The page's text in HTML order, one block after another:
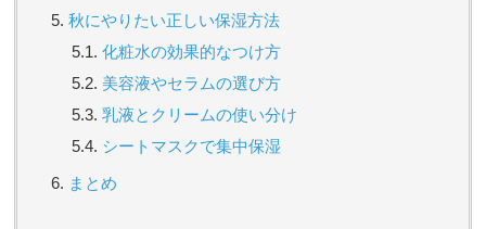
秋にやりたい正しい保湿方法
化粧水の効果的なつけ方
美容液やセラムの選び方
乳液とクリームの使い分け
シートマスクで集中保湿
まとめ